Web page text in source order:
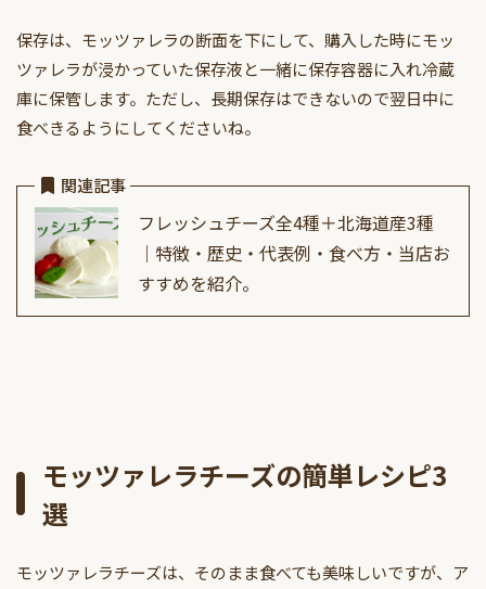
保存は、モッツァレラの断面を下にして、購入した時にモッ
ツァレラが浸かっていた保存液と一緒に保存容器に入れ冷蔵
庫に保管します。ただし、長期保存はできないので翌日中に
食べきるようにしてくださいね。
関連記事
フレッシュチーズ全4種＋北海道産3種
｜特徴・歴史・代表例・食べ方・当店お
すすめを紹介。
モッツァレラチーズの簡単レシピ3
選
モッツァレラチーズは、そのまま食べても美味しいですが、ア